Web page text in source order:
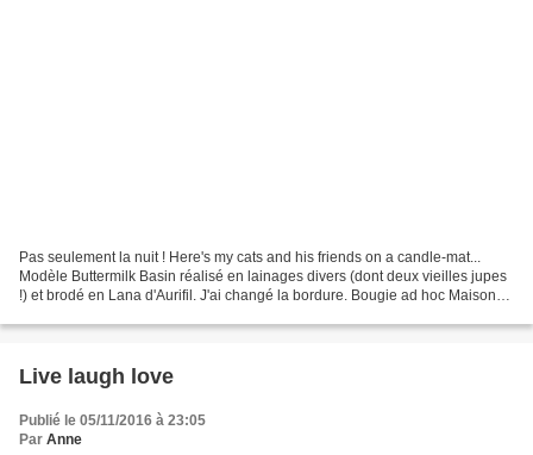
Pas seulement la nuit ! Here's my cats and his friends on a candle-mat...
Modèle Buttermilk Basin réalisé en lainages divers (dont deux vieilles jupes
!) et brodé en Lana d'Aurifil. J'ai changé la bordure. Bougie ad hoc Maisons
Live laugh love
Publié le 05/11/2016 à 23:05
Par Anne